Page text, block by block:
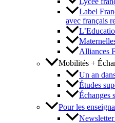
Label
avec français
Alliances
Mobilités +
Un an
Études
Échanges
Pour les
Newsletter